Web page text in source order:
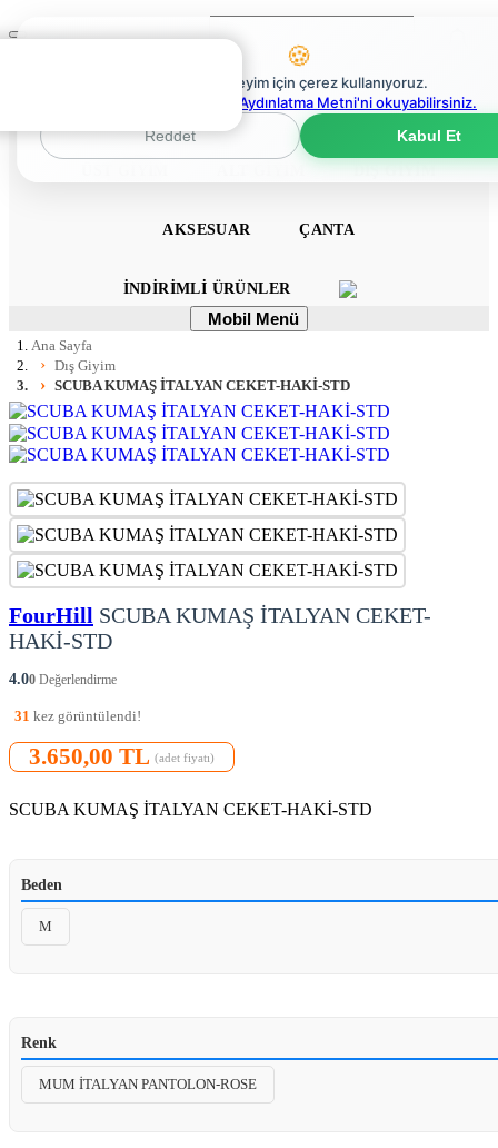
Mobil
0
0
TULUM TAKIM
AKSESUAR ÇANTA
İNDIRIMLI ÜRÜNLER
Mobil
Menü
Mobil Menü
Ana Sayfa
Dış Giyim
SCUBA KUMAŞ İTALYAN CEKET-HAKİ-STD
FourHill SCUBA KUMAŞ İTALYAN CEKET-
HAKİ-STD
4.00 Değerlendirme
31 kez görüntülendi!
3.650,00 TL (adet fiyatı)
SCUBA KUMAŞ İTALYAN CEKET-HAKİ-STD
Beden
M
Renk
MUM İTALYAN PANTOLON-ROSE
🍪
En iyi deneyim için çerez kullanıyoruz.
Çerez Politikaları Aydınlatma Metni'ni okuyabilirsiniz.
Reddet
Kabul Et